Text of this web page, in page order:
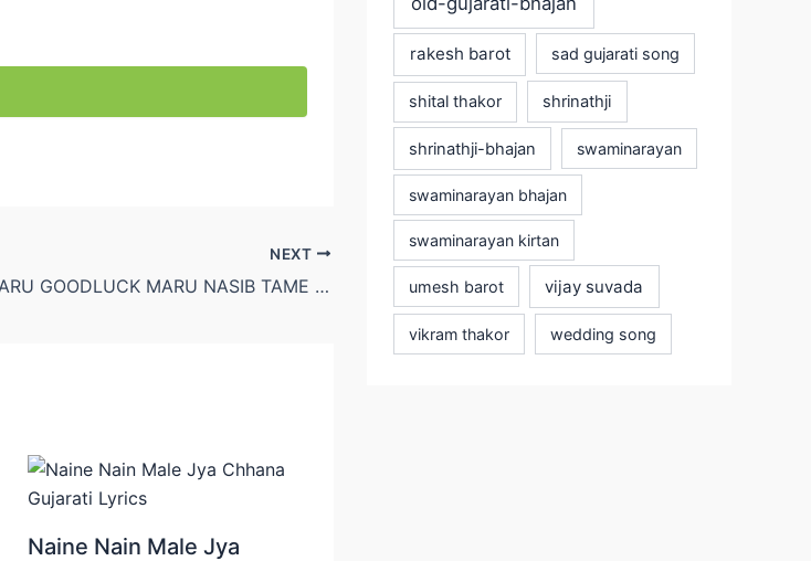
NEXT
MARU GOODLUCK MARU NASIB TAME CHO LYRICS | MAHESH VANZARA
Naine Nain Male Jya
rakesh barot sad gujarati song
shital thakor shrinathji
shrinathji-bhajan swaminarayan
swaminarayan bhajan
swaminarayan kirtan
umesh barot vijay suvada
vikram thakor wedding song